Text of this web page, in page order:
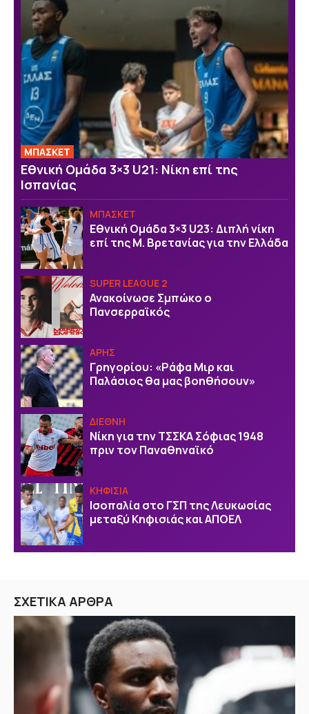
ΜΠΑΣΚΕΤ
Εθνική Ομάδα 3×3 U21: Νίκη επί της
Ισπανίας
ΜΠΑΣΚΕΤ
Εθνική Ομάδα 3×3 U23: Διπλή νίκη
επί της Μ. Βρετανίας για την Ελλάδα
SUPER LEAGUE 2
Ανακοίνωσε Σμπώκο ο
Πανσερραϊκός
ΑΡΗΣ
Γρηγορίου: «Ράφα Μιρ και
Παλάσιος θα μας βοηθήσουν»
ΔΙΕΘΝΗ
Νίκη για την ΤΣΣΚΑ Σόφιας 1948
πριν τον Παναθηναϊκό
ΚΗΦΙΣΙΑ
Ισοπαλία στο ΓΣΠ της Λευκωσίας
μεταξύ Κηφισιάς και ΑΠΟΕΛ
ΣΧΕΤΙΚΑ ΑΡΘΡΑ